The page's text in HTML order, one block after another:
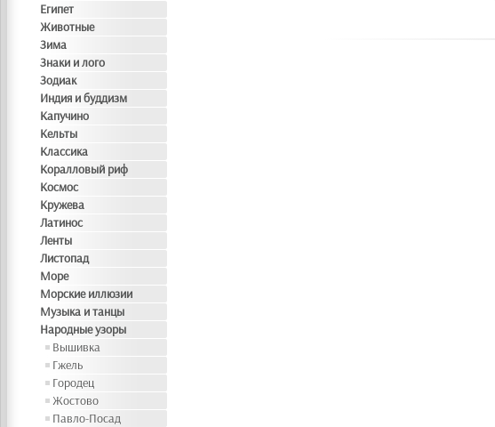
Египет
Животные
Зима
Знаки и лого
Зодиак
Индия и буддизм
Капучино
Кельты
Классика
Коралловый риф
Космос
Кружева
Латинос
Ленты
Листопад
Море
Морские иллюзии
Музыка и танцы
Народные узоры
Вышивка
Гжель
Городец
Жостово
Павло-Посад